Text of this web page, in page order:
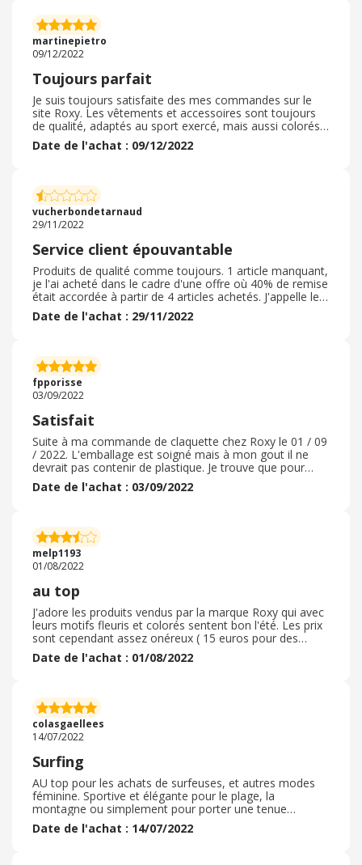
qualité a malheureusement baissé. Certaines coupes se
déforment au lavage, le tissu est moins épais, pas de
doublure sur les robes. C'est dommage...
martinepietro
09/12/2022
Toujours parfait
Je suis toujours satisfaite des mes commandes sur le
site Roxy. Les vêtements et accessoires sont toujours
de qualité, adaptés au sport exercé, mais aussi colorés,
gais, ce qui ne gâche rien. Le site est agréable,
ergonomique et les commandes fluides. Le programme
pour les membres du Roxy Club, ce qui est vraiment très
pratique. Les délais de livraison sont toujours respectés,
et l'emballage impeccable.
Date de l'achat : 09/12/2022
vucherbondetarnaud
29/11/2022
Service client épouvantable
Produits de qualité comme toujours. 1 article manquant,
je l'ai acheté dans le cadre d'une offre où 40% de remise
était accordée à partir de 4 articles achetés. J'appelle le
service client, je demande à remplacer l'article manquant
mem modèle mais en changeant de couleur. Le produit
sauf que si je fais cela, je ne bénéficie évidemment pas
de la remise de 40% ( il faut 4 articles pour cela ! ) . J'ai
insisté avec courtoisie, dame pas très aimable qui ne
cherche pas à trouver une solution. Vraiment dommage,
j'aimais beaucoup commander chez roxy et quicksilver.
Leur produit sont de bonne qualité et ils pratiquent
souvent de belles remises qui les rendent abordables.
Date de l'achat : 29/11/2022
fpporisse
03/09/2022
Satisfait
Suite à ma commande de claquette chez Roxy le 01 / 09
/ 2022. L'emballage est soigné mais à mon gout il ne
devrait pas contenir de plastique. Je trouve que pour
l'envirronement, ma commande ne devrait contenir que
du carton. Les articles sont satisfaisant. Le délai de
content de ma commande et recommande le site Roxy.
Je m'attendais à ce type de service et le retour n'est pas
gratuit mais le produit m'a satisfait, heureusement !
Date de l'achat : 03/09/2022
melp1193
01/08/2022
au top
J'adore les produits vendus par la marque Roxy qui avec
leurs motifs fleuris et colorés sentent bon l'été. Les prix
sont cependant assez onéreux ( 15 euros pour des
tongs par exemple) , dommage sinon je commanderai
plus souvent . La livraison est rapide ( 2 à 3 jours en
moteur de recherche du site n'est pas très précis. Je
recommande, allez-y. Je n' ai pas eu besoin de faire
appel au service client.
Date de l'achat : 01/08/2022
colasgaellees
14/07/2022
Surfing
AU top pour les achats de surfeuses, et autres modes
féminine. Sportive et élégante pour le plage, la
montagne ou simplement pour porter une tenue
confortable et bien souvent fleurie! Achat d'une planche
de surf chez Roxy, au top! Tout comme pour mon surf
Date de l'achat : 14/07/2022